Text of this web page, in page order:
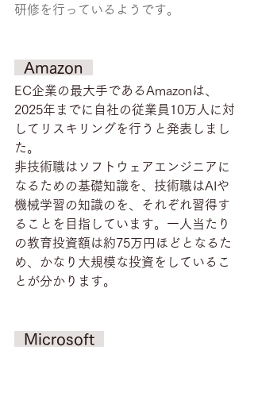
研修を行っているようです。
  Amazon
EC企業の最大手であるAmazonは、
2025年までに自社の従業員10万人に対
してリスキリングを行うと発表しまし
た。
非技術職はソフトウェアエンジニアに
なるための基礎知識を、技術職はAIや
機械学習の知識のを、それぞれ習得す
ることを目指しています。一人当たり
の教育投資額は約75万円ほどとなるた
め、かなり大規模な投資をしているこ
とが分かります。
  Microsoft